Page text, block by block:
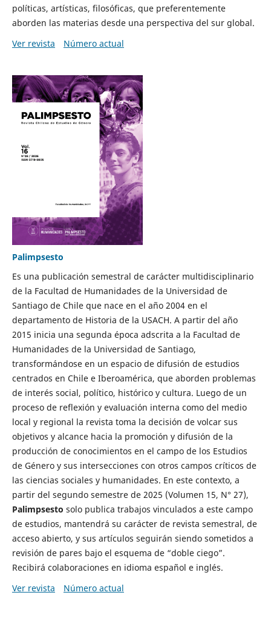
políticas, artísticas, filosóficas, que preferentemente
aborden las materias desde una perspectiva del sur global.
Ver revista
Número actual
Palimpsesto
Es una publicación semestral de carácter multidisciplinario
de la Facultad de Humanidades de la Universidad de
Santiago de Chile que nace en el año 2004 en el
departamento de Historia de la USACH. A partir del año
2015 inicia una segunda época adscrita a la Facultad de
Humanidades de la Universidad de Santiago,
transformándose en un espacio de difusión de estudios
centrados en Chile e Iberoamérica, que aborden problemas
de interés social, político, histórico y cultura. Luego de un
proceso de reflexión y evaluación interna como del medio
local y regional la revista toma la decisión de volcar sus
objetivos y alcance hacia la promoción y difusión de la
producción de conocimientos en el campo de los Estudios
de Género y sus intersecciones con otros campos críticos de
las ciencias sociales y humanidades. En este contexto, a
partir del segundo semestre de 2025 (Volumen 15, N° 27),
Palimpsesto solo publica trabajos vinculados a este campo
de estudios, mantendrá su carácter de revista semestral, de
acceso abierto, y sus artículos seguirán siendo sometidos a
revisión de pares bajo el esquema de “doble ciego”.
Recibirá colaboraciones en idioma español e inglés.
Ver revista
Número actual